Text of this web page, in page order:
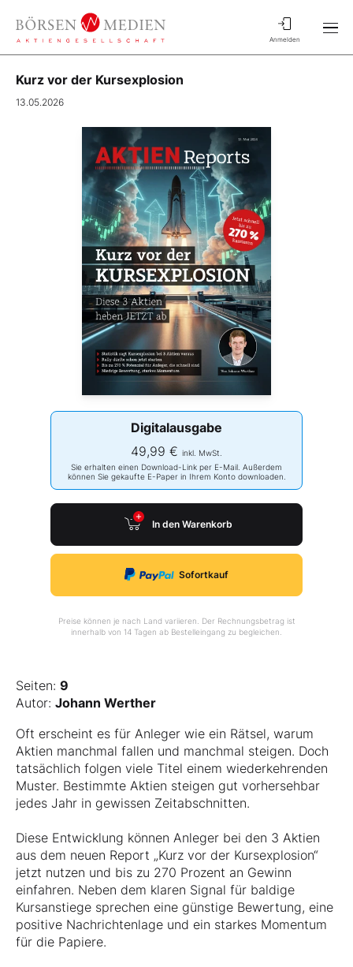
Anmelden
Kurz vor der Kursexplosion
13.05.2026
Digitalausgabe
49,99 € inkl. MwSt.
Sie erhalten einen Download-Link per E-Mail. Außerdem
können Sie gekaufte E-Paper in Ihrem Konto downloaden.
In den Warenkorb
Sofortkauf
Preise können je nach Land variieren. Der Rechnungsbetrag ist
innerhalb von 14 Tagen ab Bestelleingang zu begleichen.
Seiten: 9
Autor: Johann Werther
Oft erscheint es für Anleger wie ein Rätsel, warum
Aktien manchmal fallen und manchmal steigen. Doch
tatsächlich folgen viele Titel einem wiederkehrenden
Muster. Bestimmte Aktien steigen gut vorhersehbar
jedes Jahr in gewissen Zeitabschnitten.
Diese Entwicklung können Anleger bei den 3 Aktien
aus dem neuen Report „Kurz vor der Kursexplosion“
jetzt nutzen und bis zu 270 Prozent an Gewinn
einfahren. Neben dem klaren Signal für baldige
Kursanstiege sprechen eine günstige Bewertung, eine
positive Nachrichtenlage und ein starkes Momentum
für die Papiere.